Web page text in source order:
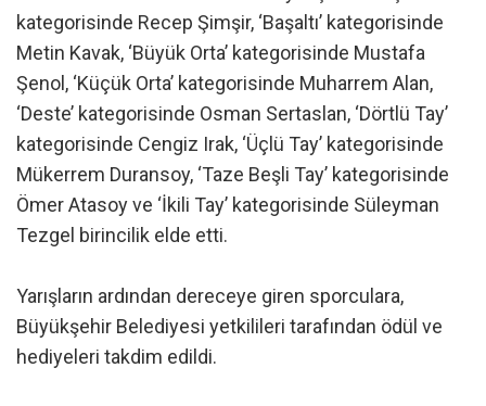
kategorisinde Recep Şimşir, ‘Başaltı’ kategorisinde
Metin Kavak, ‘Büyük Orta’ kategorisinde Mustafa
Şenol, ‘Küçük Orta’ kategorisinde Muharrem Alan,
‘Deste’ kategorisinde Osman Sertaslan, ‘Dörtlü Tay’
kategorisinde Cengiz Irak, ‘Üçlü Tay’ kategorisinde
Mükerrem Duransoy, ‘Taze Beşli Tay’ kategorisinde
Ömer Atasoy ve ‘İkili Tay’ kategorisinde Süleyman
Tezgel birincilik elde etti.
Yarışların ardından dereceye giren sporculara,
Büyükşehir Belediyesi yetkilileri tarafından ödül ve
hediyeleri takdim edildi.